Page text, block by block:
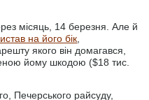
місяць, 14 березня. Але й
на його бік
якого він домагався,
йому шкодою ($18 тис.
Печерського райсуду,